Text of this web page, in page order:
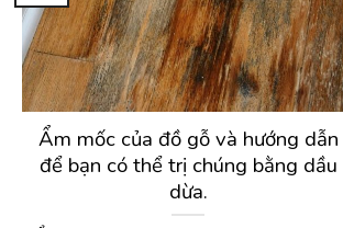
Ẩm mốc của đồ gỗ và hướng dẫn
để bạn có thể trị chúng bằng dầu
dừa.